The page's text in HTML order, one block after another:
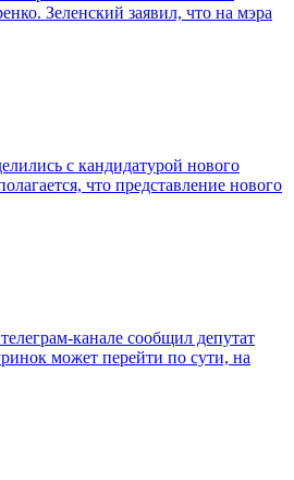
Зеленский заявил, что на мэра
с кандидатурой нового
что представление нового
канале сообщил депутат
может перейти по сути, на